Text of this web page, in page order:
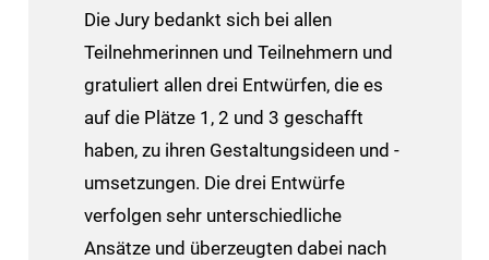
Die Jury bedankt sich bei allen
Teilnehmerinnen und Teilnehmern und
gratuliert allen drei Entwürfen, die es
auf die Plätze 1, 2 und 3 geschafft
haben, zu ihren Gestaltungsideen und -
umsetzungen. Die drei Entwürfe
verfolgen sehr unterschiedliche
Ansätze und überzeugten dabei nach